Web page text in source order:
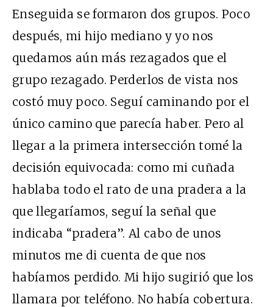
Enseguida se formaron dos grupos. Poco
después, mi hijo mediano y yo nos
quedamos aún más rezagados que el
grupo rezagado. Perderlos de vista nos
costó muy poco. Seguí caminando por el
único camino que parecía haber. Pero al
llegar a la primera intersección tomé la
decisión equivocada: como mi cuñada
hablaba todo el rato de una pradera a la
que llegaríamos, seguí la señal que
indicaba “pradera”. Al cabo de unos
minutos me di cuenta de que nos
habíamos perdido. Mi hijo sugirió que los
llamara por teléfono. No había cobertura.